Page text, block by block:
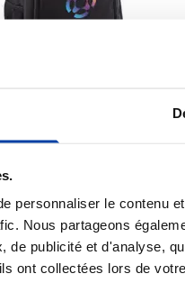
personnaliser le contenu
Nous partageons
de publicité et d'analyse,
ont collectées lors de
pour ordinateur
16,52
à partir de 5 unités
à partir de19 août